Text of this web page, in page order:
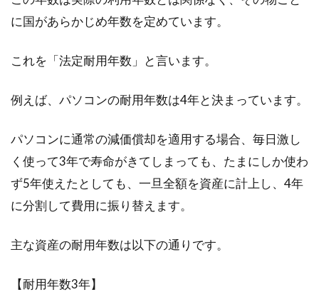
に国があらかじめ年数を定めています。
これを「法定耐用年数」と言います。
例えば、パソコンの耐用年数は4年と決まっています。
パソコンに通常の減価償却を適用する場合、毎日激し
く使って3年で寿命がきてしまっても、たまにしか使わ
ず5年使えたとしても、一旦全額を資産に計上し、4年
に分割して費用に振り替えます。
主な資産の耐用年数は以下の通りです。
【耐用年数3年】